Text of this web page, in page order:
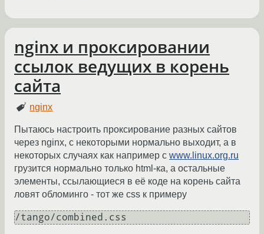
nginx и проксировании
ссылок ведущих в корень
сайта
nginx
Пытаюсь настроить проксирование разных сайтов
через nginx, с некоторыми нормально выходит, а в
некоторых случаях как например с www.linux.org.ru
грузится нормально только html-ка, а остальные
элементы, ссылающиеся в её коде на корень сайта
ловят обломинго - тот же css к примеру
/tango/combined.css